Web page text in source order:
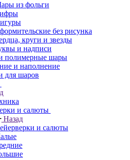
из фольги
без рисунка
круги и звезды
и надписи
полимерные шары
и наполнение
для шаров
и салюты
Назад
и салюты